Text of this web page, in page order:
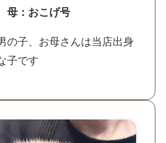
：おこげ号
の子、お母さんは当店出身
子です